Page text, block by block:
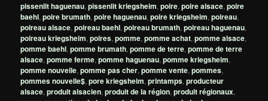
pissenlit haguenau,pissenlit kriegsheim,poire,poire alsace,poire
baehl,poire brumath,poire haguenau,poire kriegsheim,poireau,
poireau alsace,poireau baehl,poireau brumath,poireau haguenau,
poireau kriegsheim,poires,pomme,pomme achat,pomme alsace,
pomme baehl,pomme brumath,pomme de terre,pomme de terre
alsace,pomme ferme,pomme haguenau,pomme kriegsheim,
pomme nouvelle,pomme pas cher,pomme vente,pommes,
pommes nouvelle$,pore kriegsheim,printamps,producteur
alsace,produit alsacien,produit de la région,produit régionaux,